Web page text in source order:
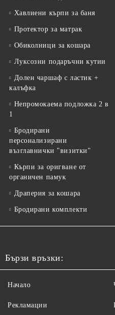
Хавлиени кърпи за баня
Протектор за матрак
Обиколници за кошара
Луксозни подаръчни кутии
Долен чаршаф с ластик +
калъфка
Непромокаема подложка 2 в
1
Бродирани
персонализирани
възглавнички "визитки"
Кърпи за оригване от
органичен памук
Драперия за кошара
Бродирани комплекти
Бързи връзки:
Начало
Рекламации